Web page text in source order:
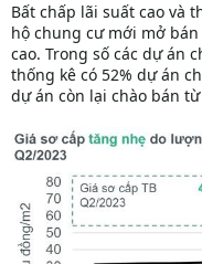
Bất chấp lãi suất cao và
hộ chung cư mới mở
cao. Trong số các dự án
thống kê có 52% dự án
dự án còn lại chào bán